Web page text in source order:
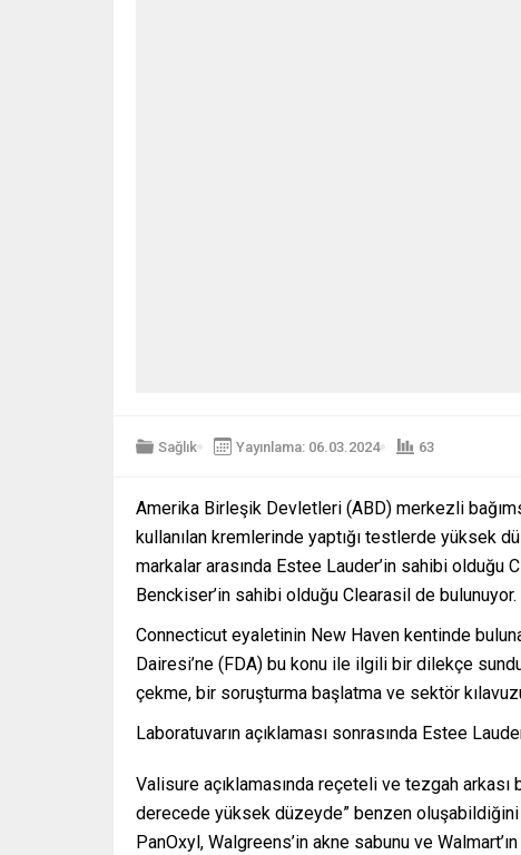
Sağlık Yayınlama: 06.03.2024 63
Amerika Birleşik Devletleri (ABD) merkezli
kullanılan kremlerinde yaptığı testlerde yüksek
markalar arasında Estee Lauder’in sahibi olduğu
Benckiser’in sahibi olduğu Clearasil de bulunuyor.
Connecticut eyaletinin New Haven kentinde
Dairesi’ne (FDA) bu konu ile ilgili bir dilekçe
çekme, bir soruşturma başlatma ve sektör
Laboratuvarın açıklaması sonrasında Estee
Valisure açıklamasında reçeteli ve tezgah
derecede yüksek düzeyde” benzen
PanOxyl, Walgreens’in akne sabunu ve